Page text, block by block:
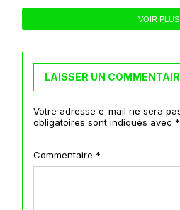
VOIR PLUS
LAISSER UN
Votre adresse e-mail ne sera
obligatoires sont indiqués avec *
Commentaire *